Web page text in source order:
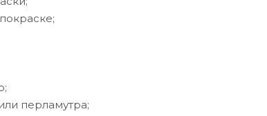
перламутра;